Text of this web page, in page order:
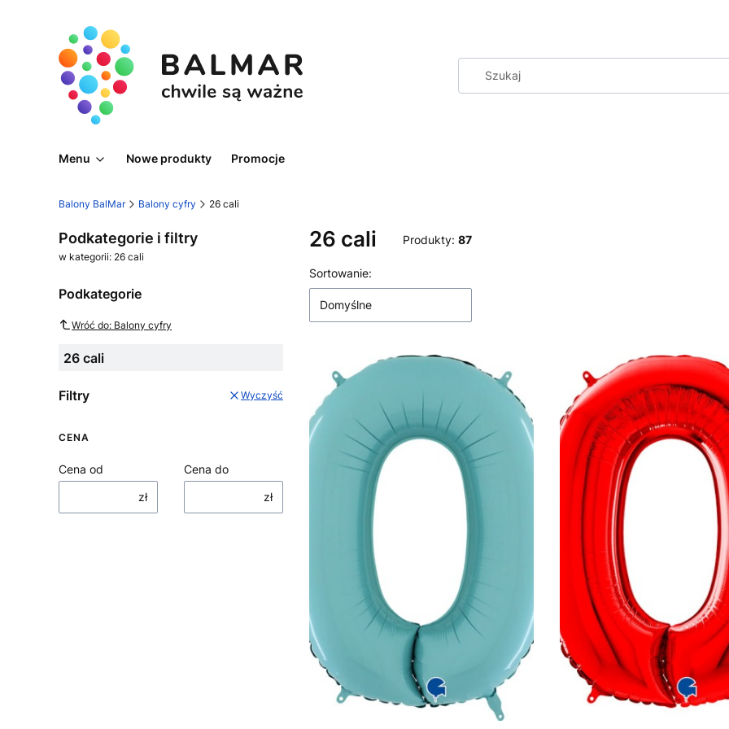
Menu Nowe produkty Promocje
Balony BalMar Balony cyfry 26 cali
Podkategorie i filtry
w kategorii: 26 cali
Podkategorie
Wróć do: Balony cyfry
26 cali
Filtry Wyczyść
CENA
Cena od
zł
Cena do
zł
26 cali Produkty: 87
Lista produktów
Sortowanie:
Domyślne